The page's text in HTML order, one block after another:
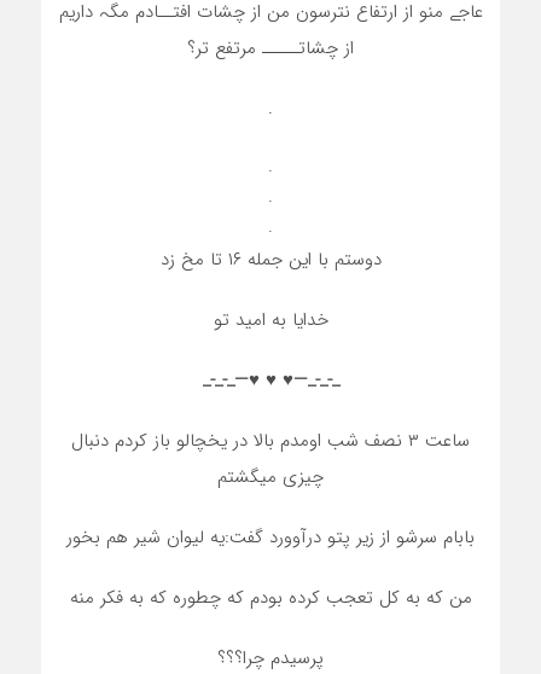
عاجے منو از ارتفاع نترسون من از چشات افتــادم مگہ داریم
از چشاتـــــ مرتفع تر؟
.
.
.
.
دوستم با این جمله ۱۶ تا مخ زد
خدایا به امید تو
_-_-_—♥️ ♥️ ♥️—_-_-_
ساعت ۳ نصف شب اومدم بالا در یخچالو باز کردم دنبال
چیزی میگشتم
بابام سرشو از زیر پتو درآوورد گفت:یه لیوان شیر هم بخور
من که به کل تعجب کرده بودم که چطوره که به فکر منه
پرسیدم چرا؟؟؟